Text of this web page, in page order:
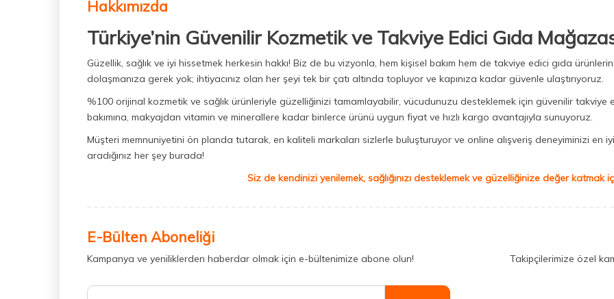
Hakkımızda
Türkiye’nin Güvenilir Kozmetik ve Takviye Edici Gıda
Güzellik, sağlık ve iyi hissetmek herkesin hakkı! Biz de bu vizyonla, hem kişisel bakım hem de takviye edici gıda
dolaşmanıza gerek yok; ihtiyacınız olan her şeyi tek bir çatı altında topluyor ve kapınıza kadar güvenle ulaştırıyoruz.
%100 orijinal kozmetik ve sağlık ürünleriyle güzelliğinizi tamamlayabilir, vücudunuzu desteklemek için güvenilir takviye
bakımına, makyajdan vitamin ve minerallere kadar binlerce ürünü uygun fiyat ve hızlı kargo avantajıyla sunuyoruz.
Müşteri memnuniyetini ön planda tutarak, en kaliteli markaları sizlerle buluşturuyor ve online alışveriş deneyiminizi en
aradığınız her şey burada!
Siz de kendinizi yenilemek, sağlığınızı desteklemek ve güzelliğinize değer katmak
E-Bülten Aboneliği
Kampanya ve yeniliklerden haberdar olmak için e-bültenimize abone olun! Takipçilerimize özel